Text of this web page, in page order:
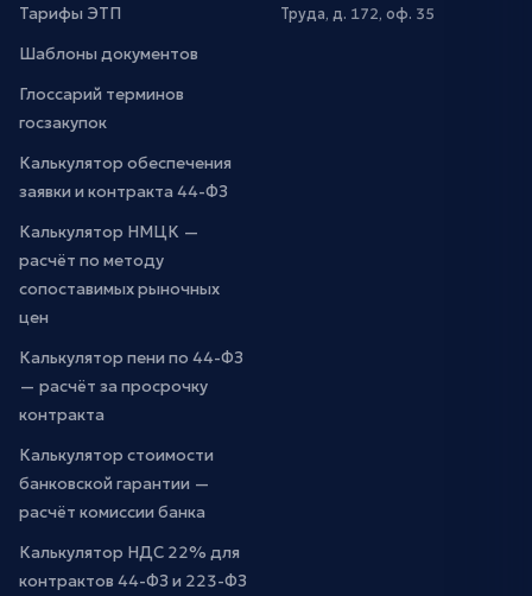
Тарифы ЭТП
Шаблоны документов
Глоссарий терминов
госзакупок
Калькулятор обеспечения
заявки и контракта 44-ФЗ
Калькулятор НМЦК —
расчёт по методу
сопоставимых рыночных
цен
Калькулятор пени по 44-ФЗ
— расчёт за просрочку
контракта
Калькулятор стоимости
банковской гарантии —
расчёт комиссии банка
Калькулятор НДС 22% для
контрактов 44-ФЗ и 223-ФЗ
Труда, д. 172, оф. 35